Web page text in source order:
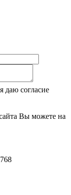
даю согласие
Вы можете на